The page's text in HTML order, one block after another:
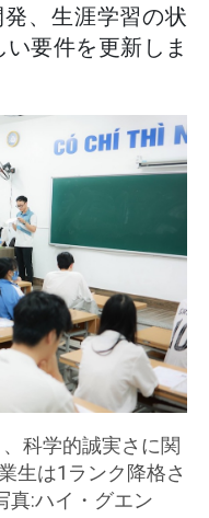
、生涯学習の状
要件を更新しま
科学的誠実さに関
生は1ランク降格さ
真:ハイ・グエン